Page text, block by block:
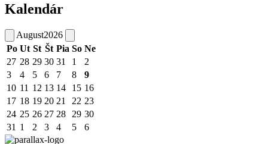
Kalendár
August2026
Po Ut St Št Pia So Ne
27 28 29 30 31 1
2
3
4 5 6 7 8
9
10 11 12 13 14 15 16
17 18 19 20 21 22 23
24 25 26 27 28 29 30
31 1 2 3 4 5 6